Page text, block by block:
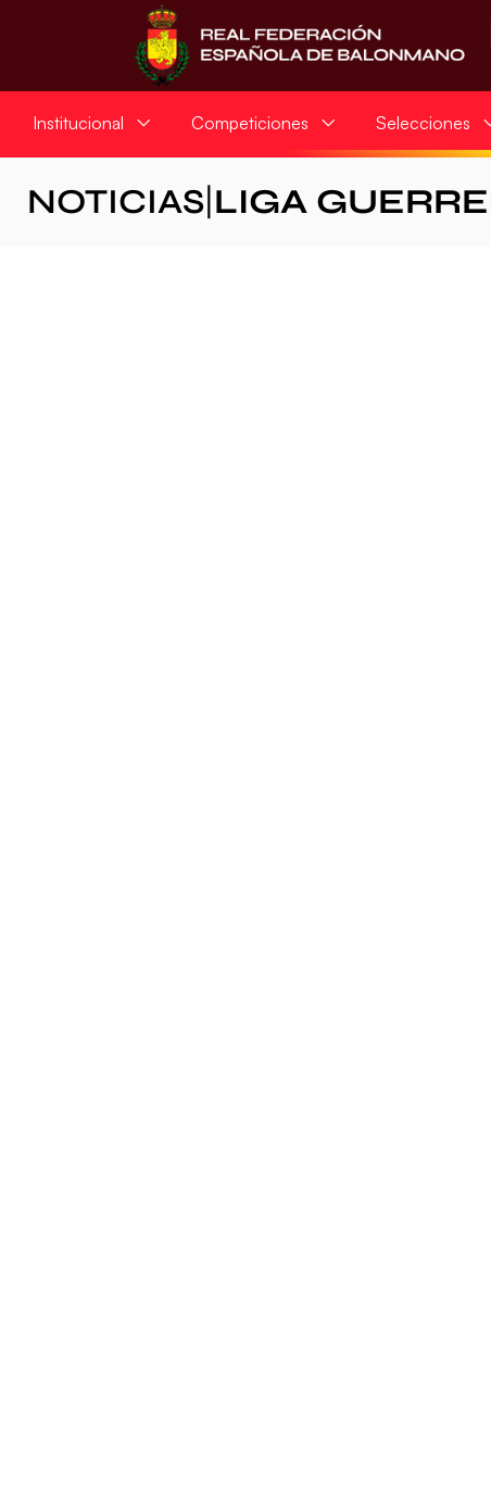
Institucional Competiciones Selecciones
NOTICIAS LIGA